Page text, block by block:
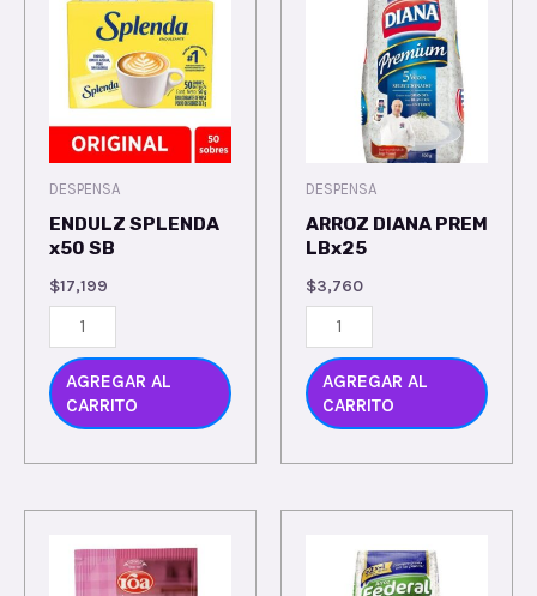
DESPENSA
ENDULZ SPLENDA
x50 SB
$17,199
AGREGAR AL
CARRITO
DESPENSA
ARROZ DIANA PREM
LBx25
$3,760
AGREGAR AL
CARRITO